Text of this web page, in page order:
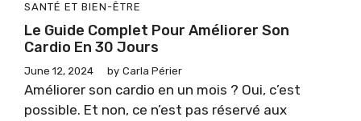
SANTÉ ET BIEN-ÊTRE
Le Guide Complet Pour Améliorer Son
Cardio En 30 Jours
June 12, 2024 by Carla Périer
Améliorer son cardio en un mois ? Oui, c’est
possible. Et non, ce n’est pas réservé aux